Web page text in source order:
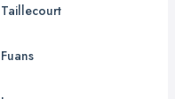
Taillecourt
Fuans